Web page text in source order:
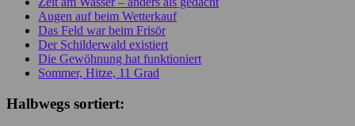
Augen auf beim Wetterkauf
Das Feld war beim Frisör
Der Schilderwald existiert
Die Gewöhnung hat funktioniert
Sommer, Hitze, 11 Grad
Halbwegs sortiert: